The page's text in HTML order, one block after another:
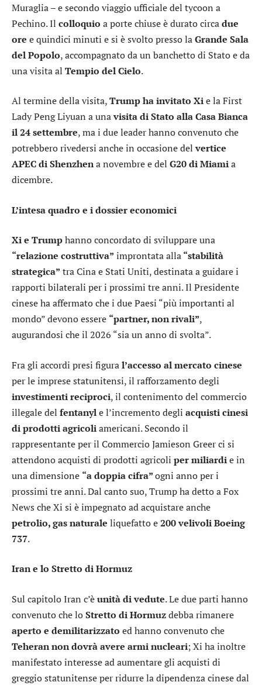
Muraglia – e secondo viaggio ufficiale del tycoon a
Pechino. Il colloquio a porte chiuse è durato circadue
ore e quindici minuti e si è svolto presso laGrande Sala
del Popolo, accompagnato da un banchetto di Stato e da
una visita al Tempio del Cielo.
Al termine della visita,Trump ha invitato Xie la First
Lady Peng Liyuan a unavisita di Stato alla Casa Bianca
il 24 settembre, ma i due leader hanno convenuto che
potrebbero rivedersi anche in occasione delvertice
APEC di Shenzhena novembre e del G20 di Miamia
dicembre.
L’intesa quadro e i dossier economici
Xi e Trumphanno concordato di sviluppare una
“relazione costruttiva” improntata alla“stabilità
strategica” tra Cina e Stati Uniti, destinata a guidare i
rapporti bilaterali per i prossimi tre anni. Il Presidente
cinese ha affermato che i due Paesi “più importanti al
mondo” devono essere “partner, non rivali”,
augurandosi che il 2026 “sia un anno di svolta”.
Fra gli accordi presi figural’accesso al mercato cinese
per le imprese statunitensi, il rafforzamento degli
investimenti reciproci, il contenimento del commercio
illegale del fentanyle l’incremento degli acquisti cinesi
di prodotti agricoliamericani. Secondo il
rappresentante per il Commercio Jamieson Greer ci si
attendono acquisti di prodotti agricoli per miliardie in
una dimensione “a doppia cifra”ogni anno per i
prossimi tre anni. Dal canto suo, Trump ha detto a Fox
News che Xi si è impegnato ad acquistare anche
petrolio, gas naturale liquefatto e200 velivoliBoeing
737.
Iran e lo Stretto di Hormuz
Sul capitolo Iran c’èunità di vedute. Le due parti hanno
convenuto che loStretto di Hormuzdebba rimanere
aperto e demilitarizzato ed hanno convenuto che
Teherannon dovrà avere armi nucleari; Xi ha inoltre
manifestato interesse ad aumentare gli acquisti di
greggio statunitense per ridurre la dipendenza cinese dal